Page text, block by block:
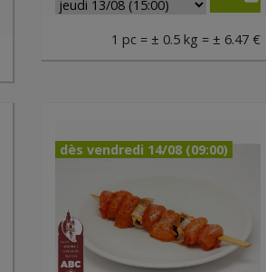
1 pc = ± 0.5 kg = ± 6.47 €
dès vendredi 14/08 (09:00)